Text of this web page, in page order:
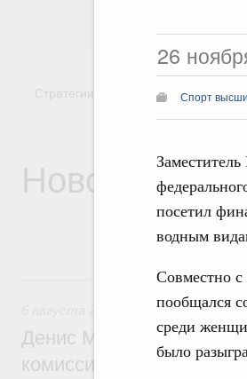
26
Спорт
посетил
водным
Совместно
пообщался
среди
было
Стратегии Государственные
Новости
6
Общие вопросы
Денис Мантуров провёл
комиссии по